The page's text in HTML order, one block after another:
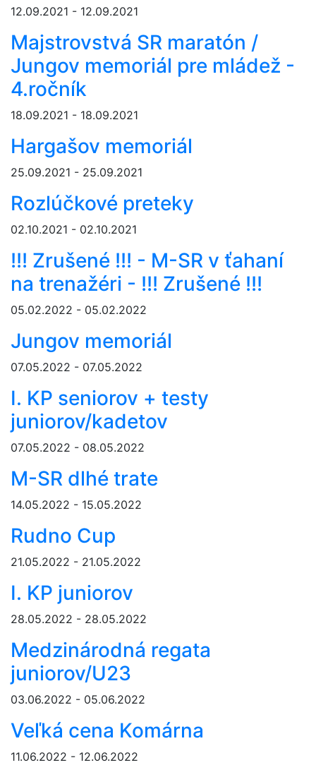
12.09.2021 - 12.09.2021
Majstrovstvá SR maratón /
Jungov memoriál pre mládež -
4.ročník
18.09.2021 - 18.09.2021
Hargašov memoriál
25.09.2021 - 25.09.2021
Rozlúčkové preteky
02.10.2021 - 02.10.2021
!!! Zrušené !!! - M-SR v ťahaní
na trenažéri - !!! Zrušené !!!
05.02.2022 - 05.02.2022
Jungov memoriál
07.05.2022 - 07.05.2022
I. KP seniorov + testy
juniorov/kadetov
07.05.2022 - 08.05.2022
M-SR dlhé trate
14.05.2022 - 15.05.2022
Rudno Cup
21.05.2022 - 21.05.2022
I. KP juniorov
28.05.2022 - 28.05.2022
Medzinárodná regata
juniorov/U23
03.06.2022 - 05.06.2022
Veľká cena Komárna
11.06.2022 - 12.06.2022